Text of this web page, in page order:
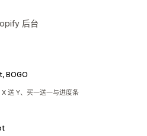
后台
BOGO
送 Y、买一送一与进度条